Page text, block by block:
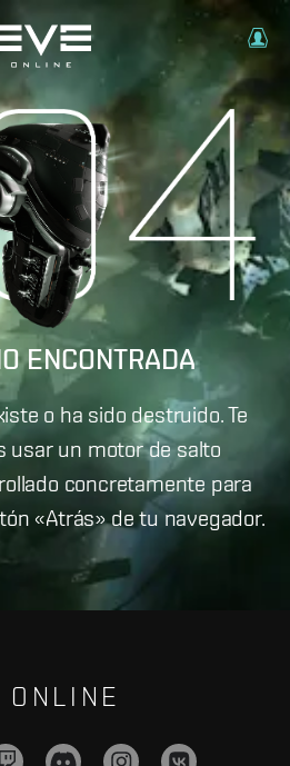
ENCONTRADA
o ha sido destruido. Te
usar un motor de salto
concretamente para
«Atrás» de tu navegador.